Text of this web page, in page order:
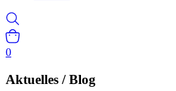
0
Aktuelles / Blog